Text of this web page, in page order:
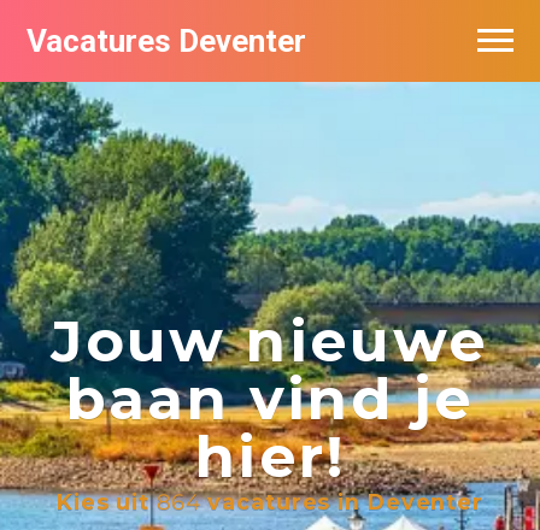
Vacatures Deventer
Jouw nieuwe
baan vind je
hier!
Kies uit864vacatures in Deventer
Vacatures per bedrijf in Deventer
De populairste vacatures in Deventer
Nieuwsbrief feed